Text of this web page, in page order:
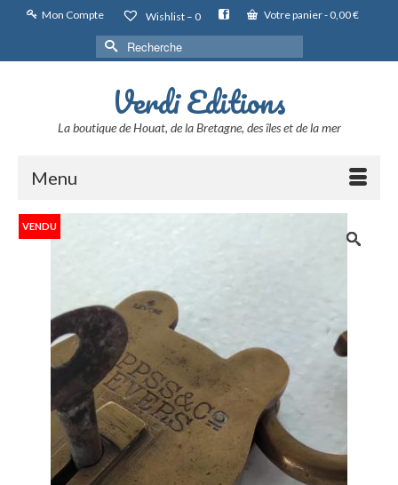
Mon Compte Wishlist – 0 Votre panier- 0,00€
Rechercher :
Verdi Editions
La boutique de Houat, de la Bretagne, des îles et de la mer
Menu
VENDU